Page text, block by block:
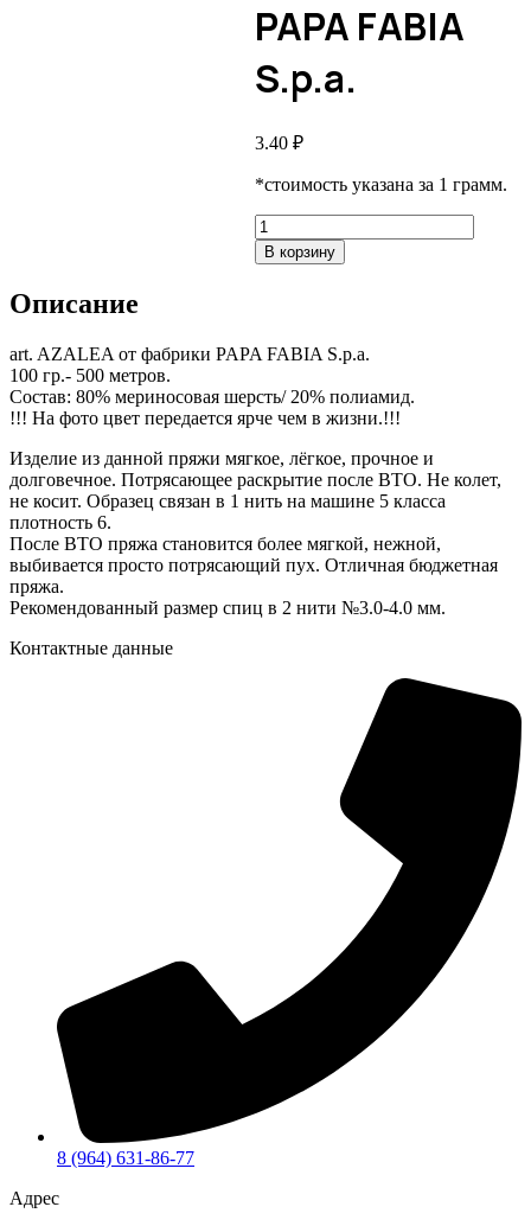
PAPA FABIA
S.p.a.
3.40₽
*стоимость указана за 1 грамм.
Количество
товара
art.
S.p.a.
В корзину
Описание
art. AZALEA от фабрики PAPA FABIA S.p.a.
100 гр.- 500 метров.
Состав: 80% мериносовая шерсть/ 20% полиамид.
!!! На фото цвет передается ярче чем в жизни.!!!
Изделие из данной пряжи мягкое, лёгкое, прочное и
долговечное. Потрясающее раскрытие после ВТО. Не колет,
не косит. Образец связан в 1 нить на машине 5 класса
плотность 6.
После ВТО пряжа становится более мягкой, нежной,
выбивается просто потрясающий пух. Отличная бюджетная
пряжа.
Рекомендованный размер спиц в 2 нити №3.0-4.0 мм.
Контактные данные
8 (964) 631-86-77
Адрес